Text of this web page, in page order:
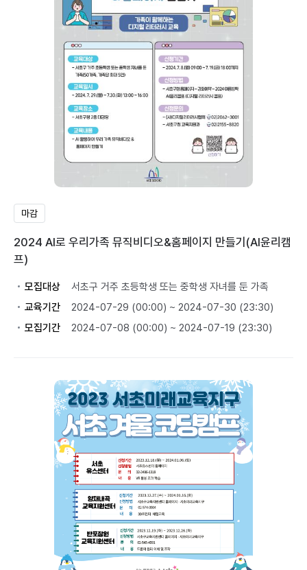
마감
2024 AI로 우리가족 뮤직비디오&홈페이지 만들기(AI윤리캠
프)
모집대상
서초구 거주 초등학생 또는 중학생 자녀를 둔 가족
교육기간
2024-07-29 (00:00) ~ 2024-07-30 (23:30)
모집기간
2024-07-08 (00:00) ~ 2024-07-19 (23:30)